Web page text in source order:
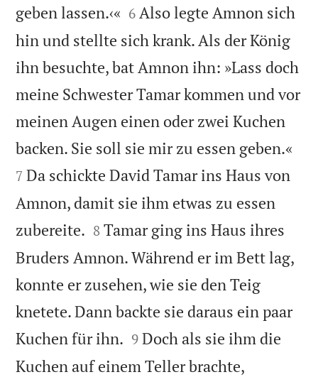
geben lassen.‹« 

6 Also legte Amnon sich
hin und stellte sich krank. Als der König
ihn besuchte, bat Amnon ihn: »Lass doch
meine Schwester Tamar kommen und vor
meinen Augen einen oder zwei Kuchen
backen. Sie soll sie mir zu essen geben.«
7 Da schickte David Tamar ins Haus von
Amnon, damit sie ihm etwas zu essen
zubereite. 

8 Tamar ging ins Haus ihres
Bruders Amnon. Während er im Bett lag,
konnte er zusehen, wie sie den Teig
knetete. Dann backte sie daraus ein paar
Kuchen für ihn. 

9 Doch als sie ihm die
Kuchen auf einem Teller brachte,